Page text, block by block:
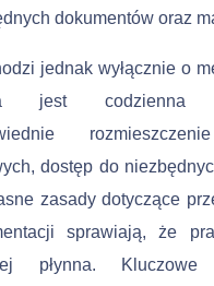
dokumentów oraz
jednak wyłącznie o
jest codzienna
dostęp do
zasady dotyczące
sprawiają, że
płynna.